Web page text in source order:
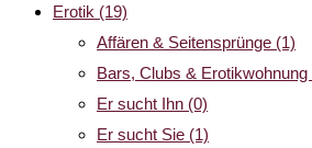
Erotik (19)
Affären & Seitensprünge (1)
Bars, Clubs & Erotikwohnung
Er sucht Ihn (0)
Er sucht Sie (1)